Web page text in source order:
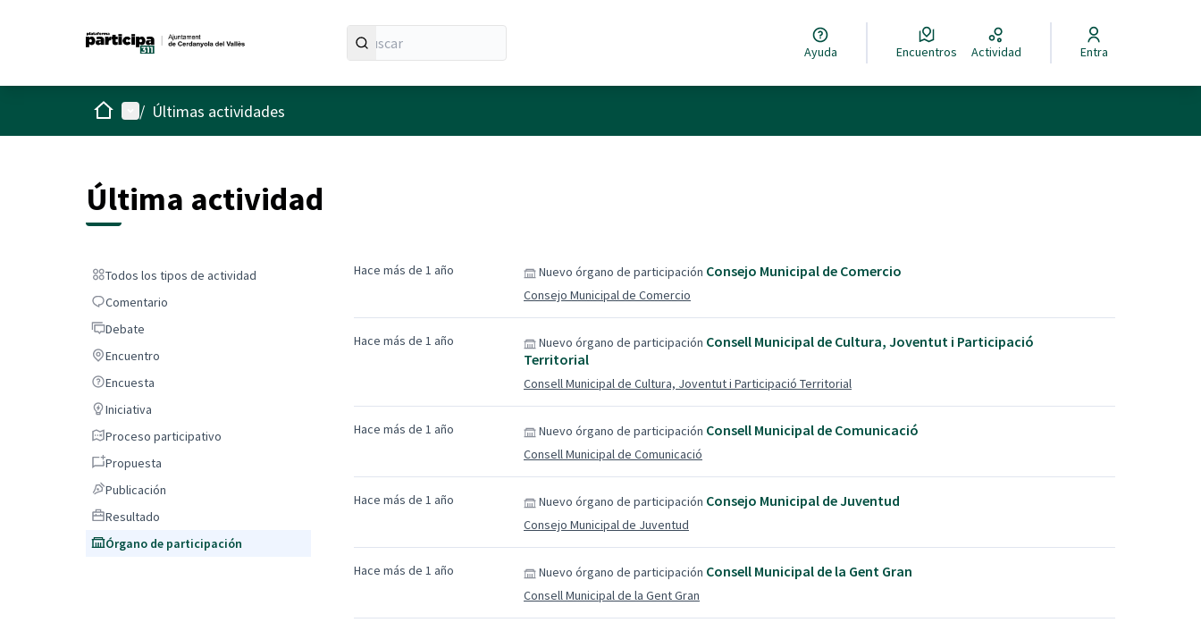
Ayuda Encuentros Actividad Entra
InicioMenú principal
/ Últimas actividades
Última actividad
Todos los tipos de actividad
Todos los tipos de actividad
Comentario
Comentario
DebateDebate
Encuentro
Encuentro
Encuesta
Encuesta
Iniciativa
Iniciativa
Proceso participativo
Proceso participativo
Propuesta
Propuesta
Publicación
Publicación
Resultado
Resultado
Órgano de participación
Órgano de participación
Hace más de 1 año Nuevo órgano de participación Consejo Municipal de Comercio
Consejo Municipal de Comercio
Hace más de 1 año Nuevo órgano de participación Consell Municipal de Cultura, Joventut i Participació
Territorial
Consell Municipal de Cultura, Joventut i Participació Territorial
Hace más de 1 año Nuevo órgano de participación Consell Municipal de Comunicació
Consell Municipal de Comunicació
Hace más de 1 año Nuevo órgano de participación Consejo Municipal de Juventud
Consejo Municipal de Juventud
Hace más de 1 año Nuevo órgano de participación Consell Municipal de la Gent Gran
Consell Municipal de la Gent Gran